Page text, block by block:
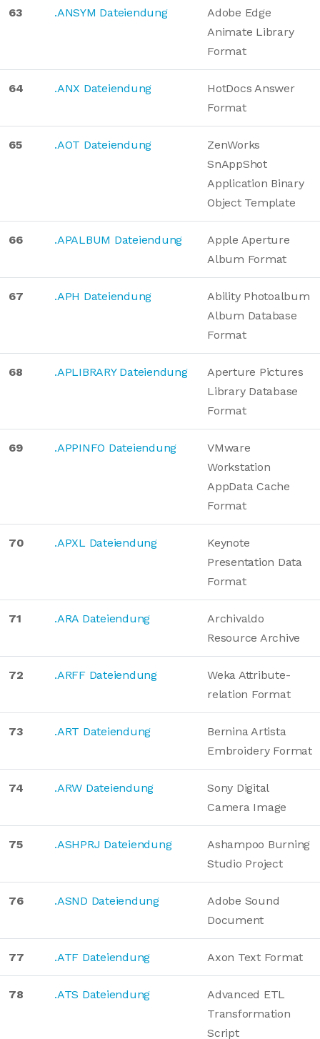
63 .ANSYM Dateiendung
Adobe Edge
Animate Library
Format
64 .ANX Dateiendung
HotDocs Answer
Format
65 .AOT Dateiendung
ZenWorks
SnAppShot
Application Binary
Object Template
66 .APALBUM Dateiendung
Apple Aperture
Album Format
67 .APH Dateiendung
Ability Photoalbum
Album Database
Format
68 .APLIBRARY Dateiendung
Aperture Pictures
Library Database
Format
69 .APPINFO Dateiendung
VMware
Workstation
AppData Cache
Format
70 .APXL Dateiendung
Keynote
Presentation Data
Format
71 .ARA Dateiendung
Archivaldo
Resource Archive
72 .ARFF Dateiendung
Weka Attribute-
relation Format
73 .ART Dateiendung
Bernina Artista
Embroidery Format
74 .ARW Dateiendung
Sony Digital
Camera Image
75 .ASHPRJ Dateiendung
Ashampoo Burning
Studio Project
76 .ASND Dateiendung
Adobe Sound
Document
77 .ATF Dateiendung Axon Text Format
78 .ATS Dateiendung
Advanced ETL
Transformation
Script